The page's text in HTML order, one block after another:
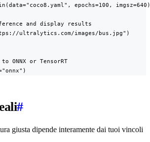
epochs=100, imgsz=640)
and display results
ultralytics.com/images/bus.jpg")
ONNX or TensorRT
#
giusta dipende interamente dai tuoi vincoli